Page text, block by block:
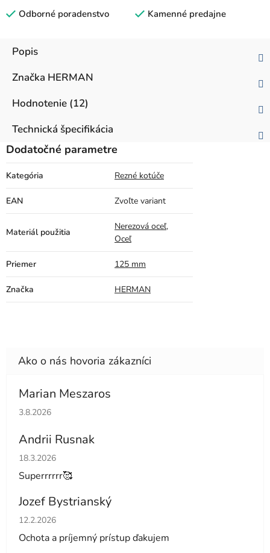
Odborné poradenstvo Kamenné predajne
Popis
Značka HERMAN
Hodnotenie (12)
Technická špecifikácia
Dodatočné parametre
Kategória Rezné kotúče
EAN Zvoľte variant
Materiál použitia
Nerezová oceľ,
Oceľ
Priemer 125 mm
Značka HERMAN
Marian Meszaros
Hodnotenie obchodu je 5 z 5 hviezdičiek.
3.8.2026
Andrii Rusnak
Hodnotenie obchodu je 5 z 5 hviezdičiek.
18.3.2026
Superrrrrr🥰
Jozef Bystrianský
Hodnotenie obchodu je 5 z 5 hviezdičiek.
12.2.2026
Ochota a príjemný prístup ďakujem